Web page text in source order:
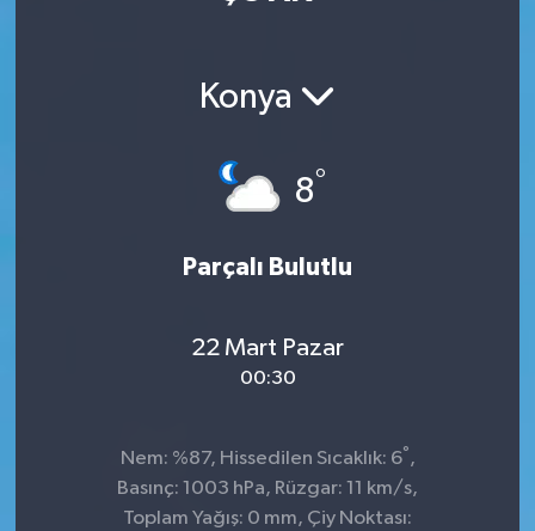
Konya
8°
Parçalı Bulutlu
22 Mart Pazar
00:30
Nem: %87, Hissedilen Sıcaklık: 6° ,
Basınç: 1003 hPa, Rüzgar: 11 km/s,
Toplam Yağış: 0 mm, Çiy Noktası: